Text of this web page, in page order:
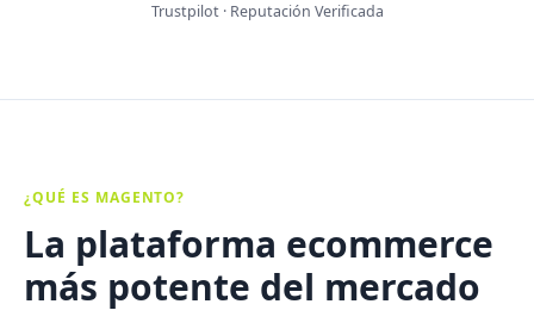
Trustpilot · Reputación Verificada
¿QUÉ ES MAGENTO?
La plataforma ecommerce
más potente del mercado